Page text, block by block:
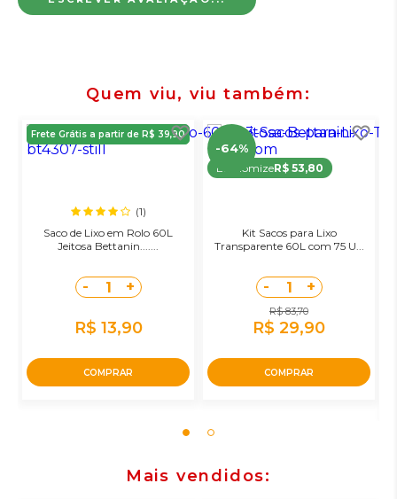
Quem viu, viu também
Frete Grátis a partir de R$ 39,90
(1)
Saco de Lixo em Rolo 60L
Jeitosa Bettanin.......
- 1 +
R$ 13,90
COMPRAR
-64%
EconomizeR$ 53,80
Kit Sacos para Lixo
Transparente 60L com 75 U...
- 1 +
R$ 83,70
R$ 29,90
COMPRAR
Mais vendidos